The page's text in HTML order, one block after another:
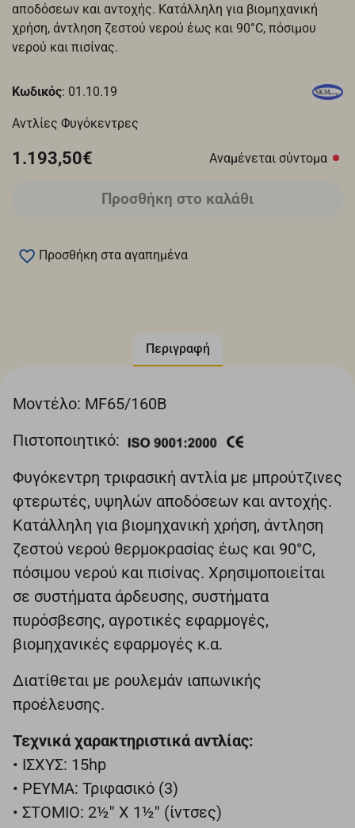
αποδόσεων και αντοχής. Κατάλληλη για βιομηχανική
χρήση, άντληση ζεστού νερού έως και 90°C, πόσιμου
νερού και πισίνας.
Κωδικός: 01.10.19
Αντλίες Φυγόκεντρες
1.193,50€ Αναμένεται σύντομα
Προσθήκη στο καλάθι
Προσθήκη στα αγαπημένα
Περιγραφή
Μοντέλο: MF65/160B
Πιστοποιητικό:
Φυγόκεντρη τριφασική αντλία με μπρούτζινες
φτερωτές, υψηλών αποδόσεων και αντοχής.
Κατάλληλη για βιομηχανική χρήση, άντληση
ζεστού νερού θερμοκρασίας έως και 90°C,
πόσιμου νερού και πισίνας. Χρησιμοποιείται
σε συστήματα άρδευσης, συστήματα
πυρόσβεσης, αγροτικές εφαρμογές,
βιομηχανικές εφαρμογές κ.α.
Διατίθεται με ρουλεμάν ιαπωνικής
προέλευσης.
Τεχνικά χαρακτηριστικά αντλίας:
• ΙΣΧΥΣ: 15hp
• ΡΕΥΜΑ: Τριφασικό (3)
• ΣΤΟΜΙΟ: 2½'' Χ 1½'' (ίντσες)